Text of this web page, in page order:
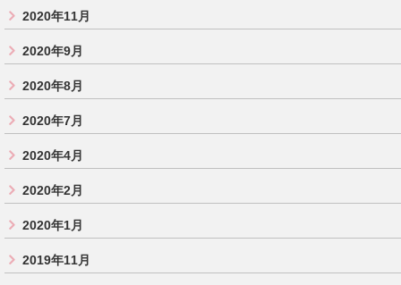
2020年11月
2020年9月
2020年8月
2020年7月
2020年4月
2020年2月
2020年1月
2019年11月